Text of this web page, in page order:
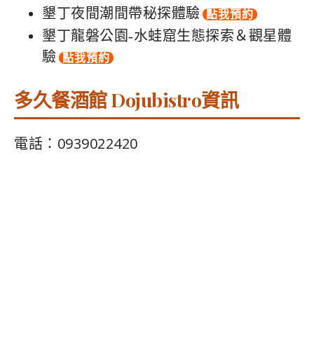
墾丁夜間潮間帶秘探體驗 點我預約
墾丁龍磐公園-水蛙窟生態探索＆觀星體
驗 點我預約
多久餐酒館 Dojubistro資訊
電話：0939022420